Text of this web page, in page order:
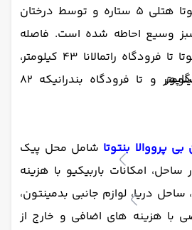
هتل سینامون بی بنتوتا هتلی 5 ستاره و توسط درختان
وسیع احاطه شده است. فاصله
هتل سینامون بی بنتوتا تا فرودگاه راتمالانا 43 کیلومتر،
فرودگاه کوگالا 64 کیلومتر و تا فرودگاه بندرانیکه 82
پرووالا بنتوتا شامل محل پیک
امکانات باربیکیو با هزینه
دریا، لوازم جانبی بدمینتون،
با هزینه های اضافی و خارج از